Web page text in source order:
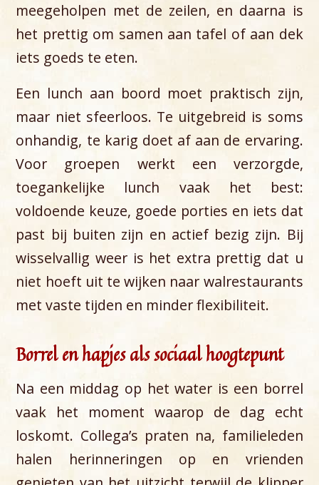
meegeholpen met de zeilen, en daarna is
het prettig om samen aan tafel of aan dek
iets goeds te eten.
Een lunch aan boord moet praktisch zijn,
maar niet sfeerloos. Te uitgebreid is soms
onhandig, te karig doet af aan de ervaring.
Voor groepen werkt een verzorgde,
toegankelijke lunch vaak het best:
voldoende keuze, goede porties en iets dat
past bij buiten zijn en actief bezig zijn. Bij
wisselvallig weer is het extra prettig dat u
niet hoeft uit te wijken naar walrestaurants
met vaste tijden en minder flexibiliteit.
Borrel en hapjes als sociaal hoogtepunt
Na een middag op het water is een borrel
vaak het moment waarop de dag echt
loskomt. Collega’s praten na, familieleden
halen herinneringen op en vrienden